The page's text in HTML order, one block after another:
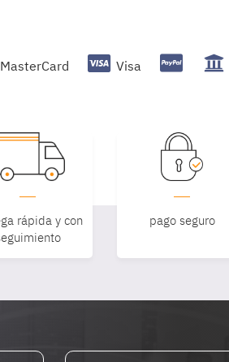
MasterCard Visa
rápida y con
pago seguro